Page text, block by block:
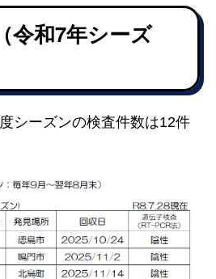
令和7年シーズ
シーズンの検査件数は12件